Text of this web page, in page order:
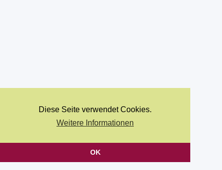
Diese Seite verwendet Cookies.
Weitere Informationen
OK